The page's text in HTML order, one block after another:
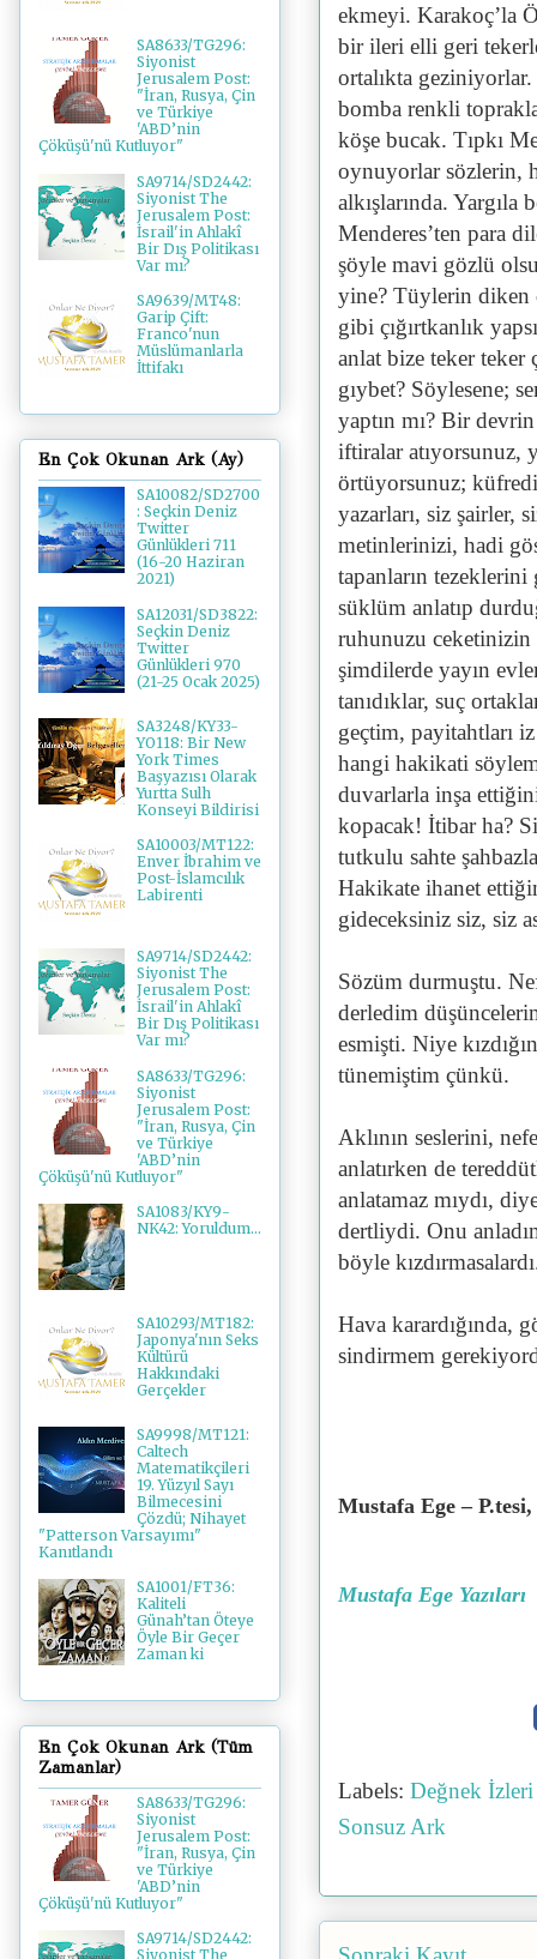
ekmeyi. Karakoç’la
bir ileri elli geri
ortalıkta
bomba renkli
köşe bucak. Tıpkı
oynuyorlar sözlerin,
alkışlarında. Yargıla
Menderes’ten para
şöyle mavi gözlü
yine? Tüylerin diken
gibi çığırtkanlık
anlat bize teker teker
gıybet? Söylesene;
yaptın mı? Bir
iftiralar atıyorsunuz,
örtüyorsunuz;
yazarları, siz şairler,
metinlerinizi, hadi
tapanların tezeklerini
süklüm anlatıp
ruhunuzu ceketinizin
şimdilerde yayın
tanıdıklar, suç
geçtim, payitahtları
hangi hakikati
duvarlarla inşa
kopacak! İtibar ha?
tutkulu sahte
Hakikate ihanet
gideceksiniz siz, siz
Sözüm durmuştu.
derledim
esmişti. Niye
tünemiştim çünkü.
Aklının seslerini,
anlatırken de
anlatamaz mıydı,
dertliydi. Onu
böyle
Hava karardığında,
sindirmem
Mustafa Ege –
Mustafa Ege Yazıları
Labels: Değnek
Sonsuz Ark
SA8633/TG296:
Siyonist
Jerusalem Post:
"İran, Rusya, Çin
ve Türkiye
'ABD’nin
Çöküşü'nü Kutluyor"
SA9714/SD2442:
Siyonist The
Jerusalem Post:
İsrail'in Ahlakî
Bir Dış Politikası
Var mı?
SA9639/MT48:
Garip Çift:
Franco'nun
Müslümanlarla
İttifakı
En Çok Okunan Ark (Ay)
SA10082/SD2700
: Seçkin Deniz
Twitter
Günlükleri 711
(16-20 Haziran
2021)
SA12031/SD3822:
Seçkin Deniz
Twitter
Günlükleri 970
(21-25 Ocak 2025)
SA3248/KY33-
YO118: Bir New
York Times
Başyazısı Olarak
Yurtta Sulh
Konseyi Bildirisi
SA10003/MT122:
Enver İbrahim ve
Post-İslamcılık
Labirenti
SA9714/SD2442:
Siyonist The
Jerusalem Post:
İsrail'in Ahlakî
Bir Dış Politikası
Var mı?
SA8633/TG296:
Siyonist
Jerusalem Post:
"İran, Rusya, Çin
ve Türkiye
'ABD’nin
Çöküşü'nü Kutluyor"
SA1083/KY9-
NK42: Yoruldum...
SA10293/MT182:
Japonya'nın Seks
Kültürü
Hakkındaki
Gerçekler
SA9998/MT121:
Caltech
Matematikçileri
19. Yüzyıl Sayı
Bilmecesini
Çözdü; Nihayet
"Patterson Varsayımı"
Kanıtlandı
SA1001/FT36:
Kaliteli
Günah’tan Öteye
Öyle Bir Geçer
Zaman ki
En Çok Okunan Ark (Tüm
Zamanlar)
SA8633/TG296:
Siyonist
Jerusalem Post:
"İran, Rusya, Çin
ve Türkiye
'ABD’nin
Çöküşü'nü Kutluyor"
SA9714/SD2442:
Siyonist The